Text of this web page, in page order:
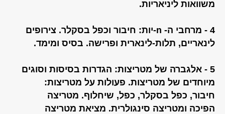
משוואות ליניאריות.
4 - מרחבי ה- n-יות: חיבור וכפל בסקלר. צירופים
לינאריים, תלות-לינארית ופרישה. בסיס ומימד.
5 - אלגברה של מטריצות: הגדרות בסיסות וסוגים
מיוחדים של מטריצות. פעולות על מטריצות:
חיבור, כפל בסקלר, כפל, שיחלוף. מטריצה
הפיכה ומטריצה סינגולרית. מציאת מטריצה